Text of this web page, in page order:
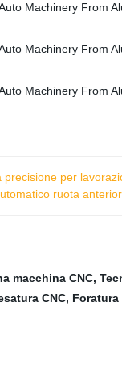
per
ruota
macchina CNC,
CNC,